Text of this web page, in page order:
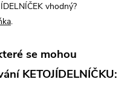
vhodný?
.
se mohou
KETOJÍDELNÍČKU: